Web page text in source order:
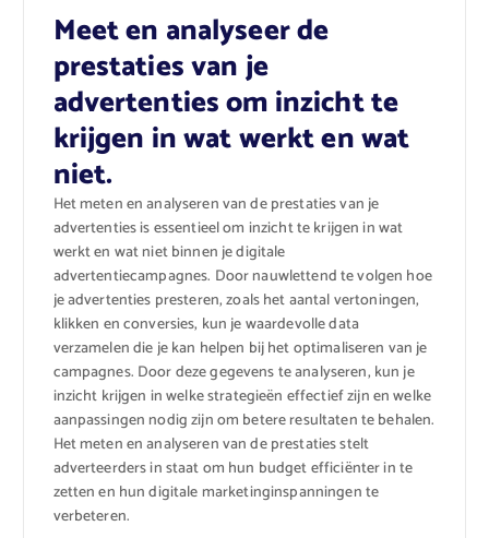
Meet en analyseer de
prestaties van je
advertenties om inzicht te
krijgen in wat werkt en wat
niet.
Het meten en analyseren van de prestaties van je
advertenties is essentieel om inzicht te krijgen in wat
werkt en wat niet binnen je digitale
advertentiecampagnes. Door nauwlettend te volgen hoe
je advertenties presteren, zoals het aantal vertoningen,
klikken en conversies, kun je waardevolle data
verzamelen die je kan helpen bij het optimaliseren van je
campagnes. Door deze gegevens te analyseren, kun je
inzicht krijgen in welke strategieën effectief zijn en welke
aanpassingen nodig zijn om betere resultaten te behalen.
Het meten en analyseren van de prestaties stelt
adverteerders in staat om hun budget efficiënter in te
zetten en hun digitale marketinginspanningen te
verbeteren.